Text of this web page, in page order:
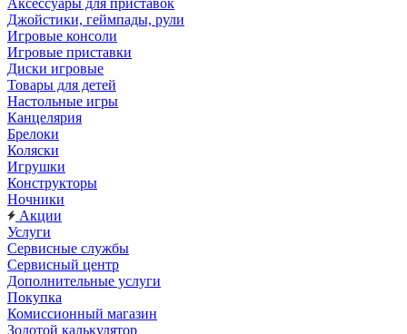
Аксессуары для приставок
Джойстики, геймпады, рули
Игровые консоли
Игровые приставки
Диски игровые
Товары для детей
Настольные игры
Канцелярия
Брелоки
Коляски
Игрушки
Конструкторы
Ночники
Акции
Услуги
Сервисные службы
Сервисный центр
Дополнительные услуги
Покупка
Комиссионный магазин
Золотой калькулятор